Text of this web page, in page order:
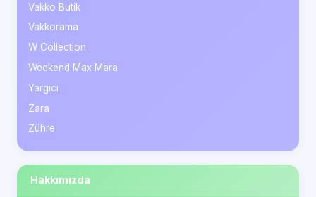
Vakko Butik
Vakkorama
W Collection
Weekend Max Mara
Yargıcı
Zara
Zühre
Hakkımızda